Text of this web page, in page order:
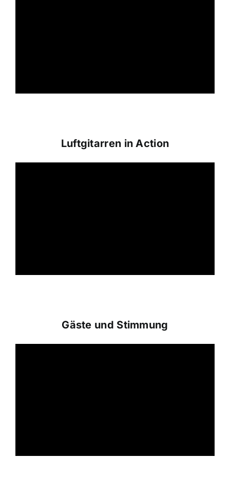
Luftgitarren in Action
Gäste und Stimmung